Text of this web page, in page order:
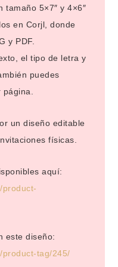
tamaño 5×7″ y 4×6″
en Corjl, donde
y PDF.
el tipo de letra y
puedes
un diseño editable
físicas.
aquí:
product-
este diseño:
product-tag/245/